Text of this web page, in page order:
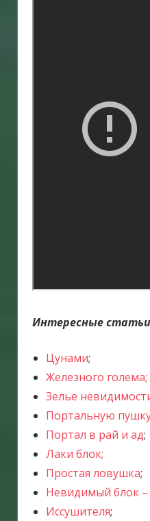
Интересные
Цунами;
Железного голема;
Зелье
Портальную
Портал в рай и ад;
Лаки блок;
Простая ловушка;
Невидимый блок –
Иссушителя;